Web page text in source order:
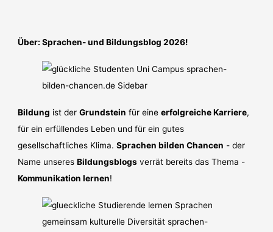
Über: Sprachen- und Bildungsblog 2026!
Bildung ist derGrundstein für eineerfolgreiche Karriere,
für ein erfüllendes Leben und für ein gutes
gesellschaftliches Klima.Sprachen bilden Chancen - der
Name unseresBildungsblogs verrät bereits das Thema -
Kommunikation lernen!